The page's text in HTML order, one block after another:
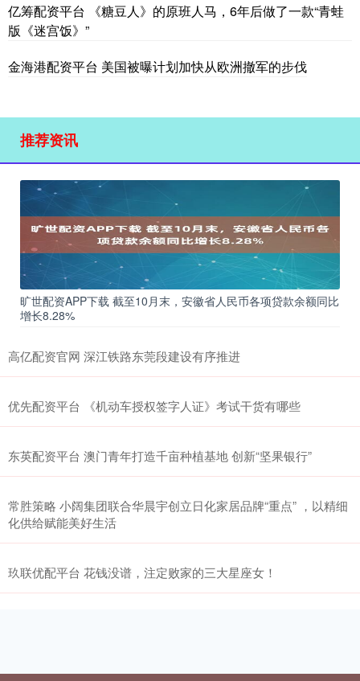
亿筹配资平台 《糖豆人》的原班人马，6年后做了一款“青蛙
版《迷宫饭》”
金海港配资平台 美国被曝计划加快从欧洲撤军的步伐
推荐资讯
旷世配资APP下载 截至10月末，安徽省人民币各项贷款余额同比
增长8.28%
高亿配资官网 深江铁路东莞段建设有序推进
优先配资平台 《机动车授权签字人证》考试干货有哪些
东英配资平台 澳门青年打造千亩种植基地 创新“坚果银行”
常胜策略 小阔集团联合华晨宇创立日化家居品牌“重点” ，以精细
化供给赋能美好生活
玖联优配平台 花钱没谱，注定败家的三大星座女！